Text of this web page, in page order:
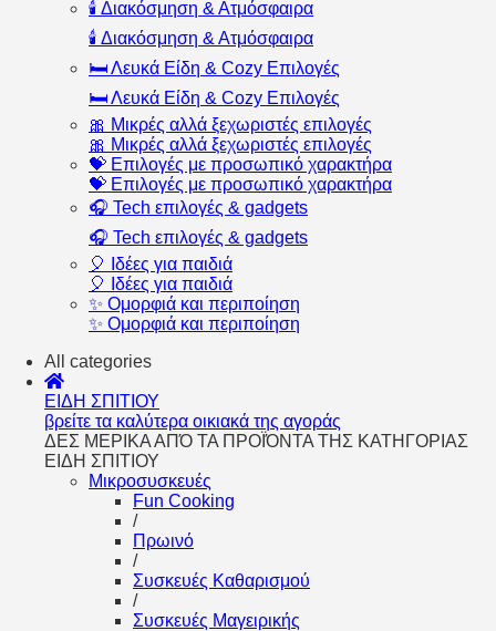
🕯️ Διακόσμηση & Ατμόσφαιρα
🕯️ Διακόσμηση & Ατμόσφαιρα
🛏️ Λευκά Είδη & Cozy Επιλογές
🛏️ Λευκά Είδη & Cozy Επιλογές
🎀 Μικρές αλλά ξεχωριστές επιλογές
🎀 Μικρές αλλά ξεχωριστές επιλογές
💝 Επιλογές με προσωπικό χαρακτήρα
💝 Επιλογές με προσωπικό χαρακτήρα
🎧 Tech επιλογές & gadgets
🎧 Tech επιλογές & gadgets
🎈 Ιδέες για παιδιά
🎈 Ιδέες για παιδιά
✨ Ομορφιά και περιποίηση
✨ Ομορφιά και περιποίηση
All categories
ΕΙΔΗ ΣΠΙΤΙΟΥ
βρείτε τα καλύτερα οικιακά της αγοράς
ΔΕΣ ΜΕΡΙΚΑ ΑΠΌ ΤΑ ΠΡΟΪΌΝΤΑ ΤΗΣ ΚΑΤΗΓΟΡΙΑΣ
ΕΙΔΗ ΣΠΙΤΙΟΥ
Μικροσυσκευές
Fun Cooking
/
Πρωινό
/
Συσκευές Καθαρισμού
/
Συσκευές Μαγειρικής